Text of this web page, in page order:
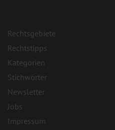
Rechtsgebiete
Rechtstipps
Kategorien
Stichwörter
Newsletter
Jobs
Impressum